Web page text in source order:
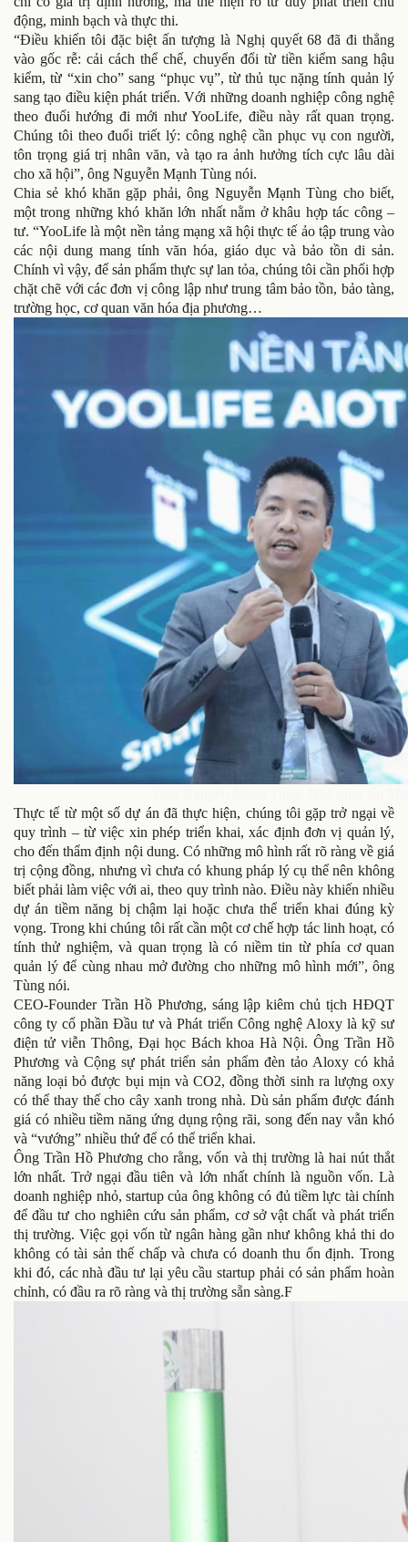
động, minh bạch và thực thi.
“Điều khiến tôi đặc biệt ấn tượng là Nghị quyết 68 đã đi thẳng
vào gốc rễ: cải cách thể chế, chuyển đổi từ tiền kiểm sang hậu
kiểm, từ “xin cho” sang “phục vụ”, từ thủ tục nặng tính quản lý
sang tạo điều kiện phát triển. Với những doanh nghiệp công nghệ
theo đuổi hướng đi mới như YooLife, điều này rất quan trọng.
Chúng tôi theo đuổi triết lý: công nghệ cần phục vụ con người,
tôn trọng giá trị nhân văn, và tạo ra ảnh hưởng tích cực lâu dài
cho xã hội”, ông Nguyễn Mạnh Tùng nói.
Chia sẻ khó khăn gặp phải, ông Nguyễn Mạnh Tùng cho biết,
một trong những khó khăn lớn nhất nằm ở khâu hợp tác công –
tư. “YooLife là một nền tảng mạng xã hội thực tế ảo tập trung vào
các nội dung mang tính văn hóa, giáo dục và bảo tồn di sản.
Chính vì vậy, để sản phẩm thực sự lan tỏa, chúng tôi cần phối hợp
chặt chẽ với các đơn vị công lập như trung tâm bảo tồn, bảo tàng,
trường học, cơ quan văn hóa địa phương…
Thực tế từ một số dự án đã thực hiện, chúng tôi gặp trở ngại về
quy trình – từ việc xin phép triển khai, xác định đơn vị quản lý,
cho đến thẩm định nội dung. Có những mô hình rất rõ ràng về giá
trị cộng đồng, nhưng vì chưa có khung pháp lý cụ thể nên không
biết phải làm việc với ai, theo quy trình nào. Điều này khiến nhiều
dự án tiềm năng bị chậm lại hoặc chưa thể triển khai đúng kỳ
vọng. Trong khi chúng tôi rất cần một cơ chế hợp tác linh hoạt, có
tính thử nghiệm, và quan trọng là có niềm tin từ phía cơ quan
quản lý để cùng nhau mở đường cho những mô hình mới”, ông
Tùng nói.
CEO-Founder Trần Hồ Phương, sáng lập kiêm chủ tịch HĐQT
công ty cổ phần Đầu tư và Phát triển Công nghệ Aloxy là kỹ sư
điện tử viễn Thông, Đại học Bách khoa Hà Nội. Ông Trần Hồ
Phương và Cộng sự phát triển sản phẩm đèn tảo Aloxy có khả
năng loại bỏ được bụi mịn và CO2, đồng thời sinh ra lượng oxy
có thể thay thế cho cây xanh trong nhà. Dù sản phẩm được đánh
giá có nhiều tiềm năng ứng dụng rộng rãi, song đến nay vẫn khó
và “vướng” nhiều thứ để có thể triển khai.
Ông Trần Hồ Phương cho rằng, vốn và thị trường là hai nút thắt
lớn nhất. Trở ngại đầu tiên và lớn nhất chính là nguồn vốn. Là
doanh nghiệp nhỏ, startup của ông không có đủ tiềm lực tài chính
để đầu tư cho nghiên cứu sản phẩm, cơ sở vật chất và phát triển
thị trường. Việc gọi vốn từ ngân hàng gần như không khả thi do
không có tài sản thế chấp và chưa có doanh thu ổn định. Trong
khi đó, các nhà đầu tư lại yêu cầu startup phải có sản phẩm hoàn
chỉnh, có đầu ra rõ ràng và thị trường sẵn sàng.F